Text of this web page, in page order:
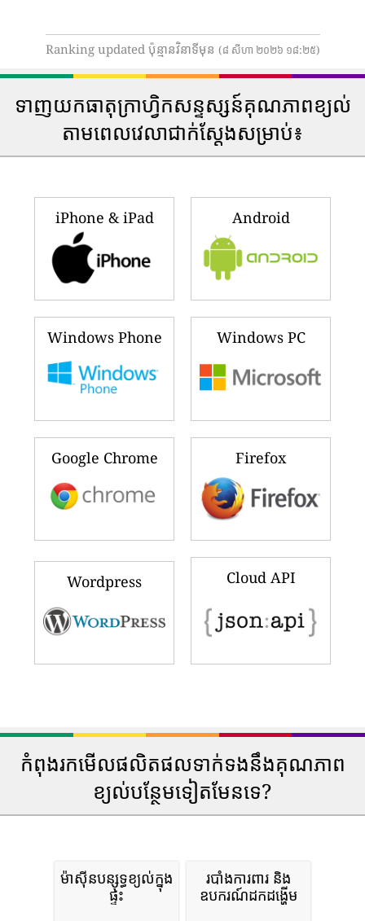
Ranking updated ប៉ុន្មានវិនាទីមុន (៨ សីហា ២០២៦ ១៨:២៥)
ទាញយកធាតុក្រាហ្វិកសន្ទស្សន៍គុណភាពខ្យល់
តាមពេលវេលាជាក់ស្តែងសម្រាប់៖
iPhone & iPad Android
Windows Phone Windows PC
Google Chrome Firefox
Wordpress Cloud API
កំពុងរកមើលផលិតផលទាក់ទងនឹងគុណភាព
ខ្យល់បន្ថែមទៀតមែនទេ?
ម៉ាស៊ីនបន្សុទ្ធខ្យល់ក្នុង
ផ្ទះ
របាំងការពារ និង
ឧបករណ៍ដកដង្ហើម